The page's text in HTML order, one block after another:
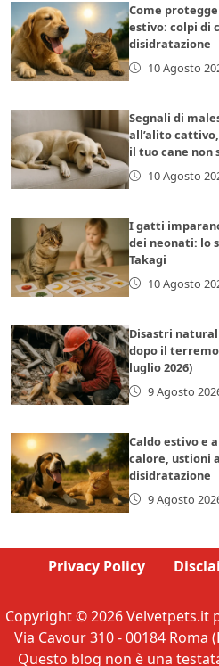
Come
estivo: colpi di
disidratazione
10 Agosto
Segnali di
all’alito
il tuo cane non
10 Agosto
I gatti
dei neonati: lo
Takagi
10 Agosto
Disastri
dopo il
luglio 2026)
9 Agosto
Caldo estivo e
calore, ustioni
disidratazione
9 Agosto
Privacy Policy
Copyright © 2026 Velvetpets.it
Via Cavour 310 - 00184 Roma
Questo blog non è una